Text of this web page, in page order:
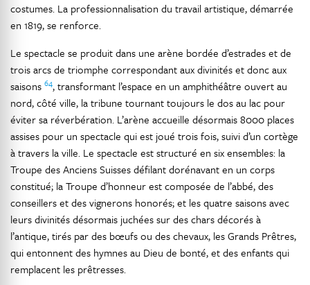
costumes. La professionnalisation du travail artistique, démarrée
en 1819, se renforce.
Le spectacle se produit dans une arène bordée d’estrades et de
trois arcs de triomphe correspondant aux divinités et donc aux
saisons 64, transformant l’espace en un amphithéâtre ouvert au
nord, côté ville, la tribune tournant toujours le dos au lac pour
éviter sa réverbération. L’arène accueille désormais 8000 places
assises pour un spectacle qui est joué trois fois, suivi d’un cortège
à travers la ville. Le spectacle est structuré en six ensembles: la
Troupe des Anciens Suisses défilant dorénavant en un corps
constitué; la Troupe d’honneur est composée de l’abbé, des
conseillers et des vignerons honorés; et les quatre saisons avec
leurs divinités désormais juchées sur des chars décorés à
l’antique, tirés par des bœufs ou des chevaux, les Grands Prêtres,
qui entonnent des hymnes au Dieu de bonté, et des enfants qui
remplacent les prêtresses.